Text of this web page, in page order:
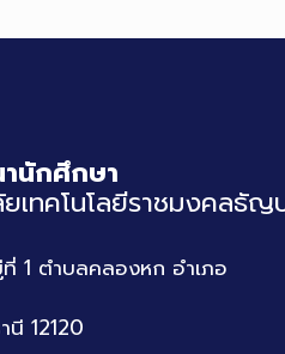
นักศึกษา
เทคโนโลยีราชมงคลธัญ
1 ตำบลคลองหก อำเภอ
12120